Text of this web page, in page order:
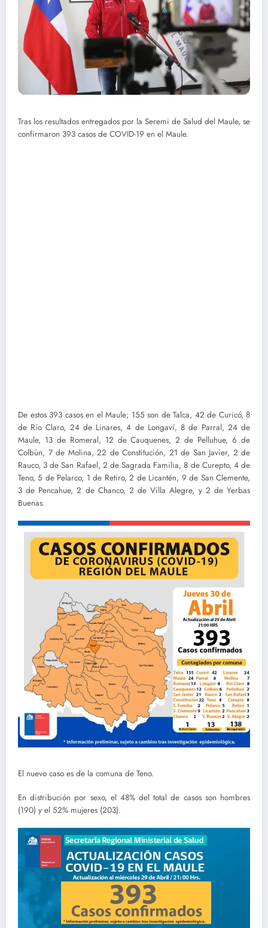
Tras los resultados entregados por la Seremi de Salud del Maule, se
confirmaron 393 casos de COVID-19 en el Maule.
De estos 393 casos en el Maule; 155 son de Talca, 42 de Curicó, 8
de Río Claro, 24 de Linares, 4 de Longaví, 8 de Parral, 24 de
Maule, 13 de Romeral, 12 de Cauquenes, 2 de Pelluhue, 6 de
Colbún, 7 de Molina, 22 de Constitución, 21 de San Javier, 2 de
Rauco, 3 de San Rafael, 2 de Sagrada Familia, 8 de Curepto, 4 de
Teno, 5 de Pelarco, 1 de Retiro, 2 de Licantén, 9 de San Clemente,
3 de Pencahue, 2 de Chanco, 2 de Villa Alegre, y 2 de Yerbas
Buenas.
El nuevo caso es de la comuna de Teno.
En distribución por sexo, el 48% del total de casos son hombres
(190) y el 52% mujeres (203).